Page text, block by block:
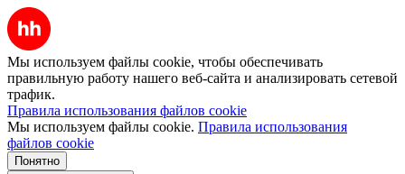
Мы используем файлы cookie, чтобы обеспечивать
правильную работу нашего веб-сайта и анализировать сетевой
трафик.
Правила использования файлов cookie
Мы используем файлы cookie. Правила использования
файлов cookie
Понятно